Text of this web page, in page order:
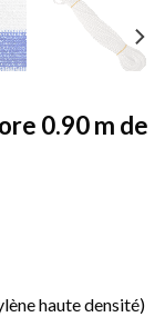
0.90 m de
haute densité)